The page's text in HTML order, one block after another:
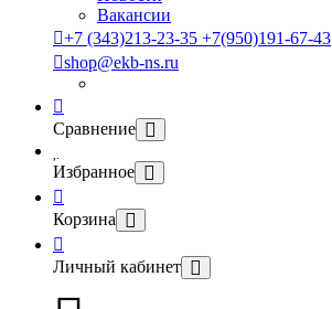
Вакансии
+7 (343)213-23-35 +7(950)191-67-43
shop@ekb-ns.ru
Сравнение
Избранное
Корзина
Личный кабинет